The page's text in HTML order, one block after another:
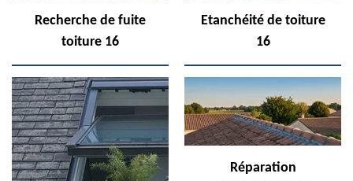
Recherche de fuite
toiture 16
Etanchéité de toiture
16
Réparation